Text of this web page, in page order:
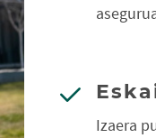
Izaera